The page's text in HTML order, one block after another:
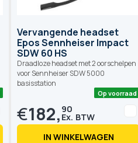
Vervangende headset
Epos Sennheiser Impact
SDW 60 HS
Draadloze headset met 2 oorschelpen
voor Sennheiser SDW 5000
basisstation
€182, 90
IN WINKELWAGEN